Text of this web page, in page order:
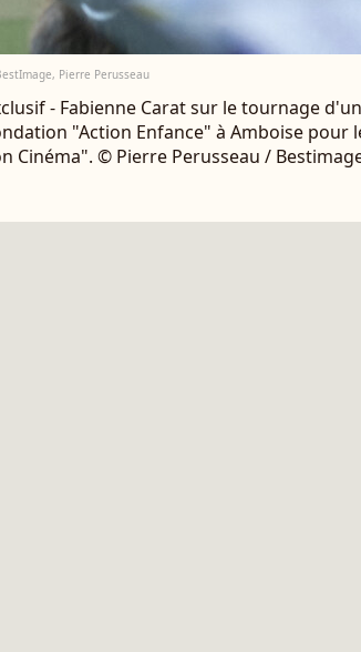
Pierre Perusseau
- Fabienne Carat sur le tournage
"Action Enfance" à Amboise pour
Cinéma". © Pierre Perusseau /